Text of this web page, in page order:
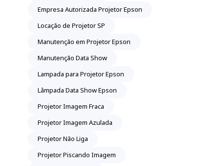
Empresa Autorizada Projetor Epson
Locação de Projetor SP
Manutenção em Projetor Epson
Manutenção Data Show
Lampada para Projetor Epson
Lâmpada Data Show Epson
Projetor Imagem Fraca
Projetor Imagem Azulada
Projetor Não Liga
Projetor Piscando Imagem